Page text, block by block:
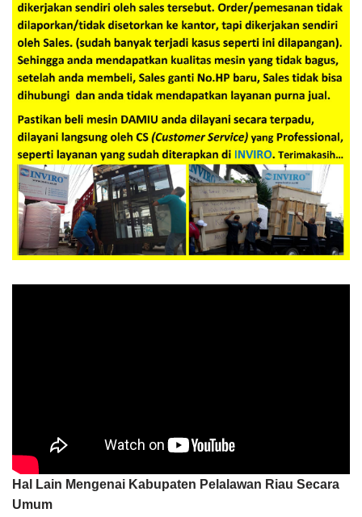
Hal Lain Mengenai Kabupaten Pelalawan Riau Secara
Umum